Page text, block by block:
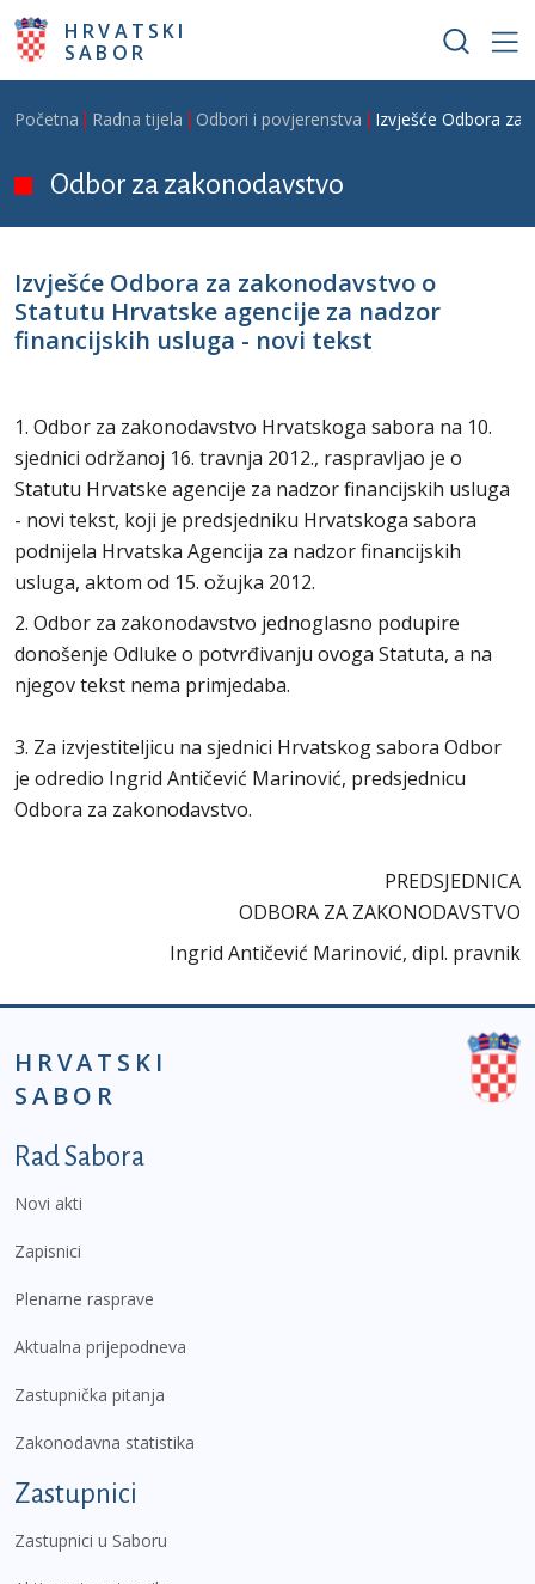
Skoči na glavni sadržaj
HRVATSKI
SABOR
Breadcrumb
Početna Radna tijela Odbori i povjerenstva Izvješće Odbora za
Odbor za zakonodavstvo
Izvješće Odbora za zakonodavstvo o
Statutu Hrvatske agencije za nadzor
financijskih usluga - novi tekst
1. Odbor za zakonodavstvo Hrvatskoga sabora na 10.
sjednici održanoj 16. travnja 2012., raspravljao je o
Statutu Hrvatske agencije za nadzor financijskih usluga
- novi tekst, koji je predsjedniku Hrvatskoga sabora
podnijela Hrvatska Agencija za nadzor financijskih
usluga, aktom od 15. ožujka 2012.
2. Odbor za zakonodavstvo jednoglasno podupire
donošenje Odluke o potvrđivanju ovoga Statuta, a na
njegov tekst nema primjedaba.
3. Za izvjestiteljicu na sjednici Hrvatskog sabora Odbor
je odredio Ingrid Antičević Marinović, predsjednicu
Odbora za zakonodavstvo.
PREDSJEDNICA
ODBORA ZA ZAKONODAVSTVO
Ingrid Antičević Marinović, dipl. pravnik
HRVATSKI
SABOR
Podnožje prvi izbornik
Rad Sabora
Novi akti
Zapisnici
Plenarne rasprave
Aktualna prijepodneva
Zastupnička pitanja
Zakonodavna statistika
Zastupnici
Zastupnici u Saboru